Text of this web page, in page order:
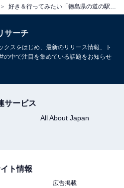
好き＆行ってみたい「徳島県の道の駅」ランキング！ 2位「もみじ川温泉」、圧倒的1位は？【2025年調査】
サーチ
クスをはじめ、最新のリリース情報、ト
の中で注目を集めている話題をお知らせ
サービス
All About Japan
ト情報
広告掲載